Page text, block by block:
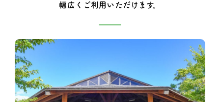
幅広くご利用いただけます。